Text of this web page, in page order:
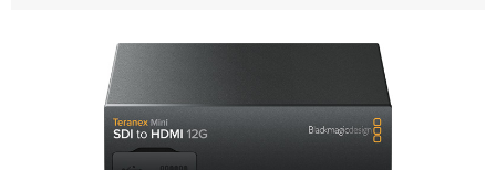
Especificaciones
Austria
Brazil
Canada